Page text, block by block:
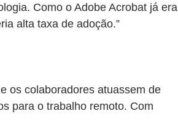
Como o Adobe Acrobat já era
alta taxa de adoção.”
os colaboradores atuassem de
para o trabalho remoto. Com